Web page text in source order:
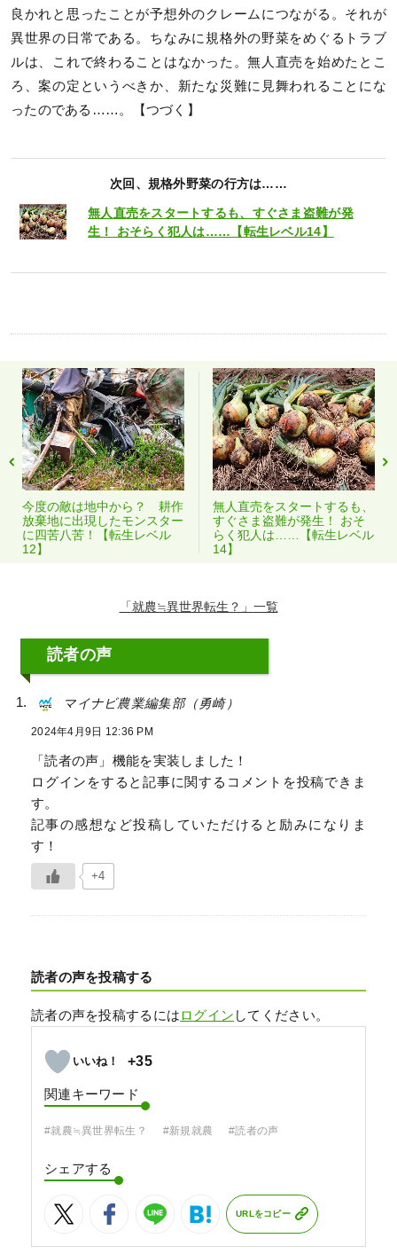
良かれと思ったことが予想外のクレームにつながる。それが
異世界の日常である。ちなみに規格外の野菜をめぐるトラブ
ルは、これで終わることはなかった。無人直売を始めたとこ
ろ、案の定というべきか、新たな災難に見舞われることにな
ったのである……。【つづく】
次回、規格外野菜の行方は……
無人直売をスタートするも、すぐさま盗難が発
生！ おそらく犯人は……【転生レベル14】
今度の敵は地中から？ 耕作
放棄地に出現したモンスター
に四苦八苦！【転生レベル
12】
無人直売をスタートするも、
すぐさま盗難が発生！ おそ
らく犯人は……【転生レベル
14】
「就農≒異世界転生？」
読者の声
マイナビ農業編集部（勇崎）
2024年4月9日 12:36 PM
「読者の声」機能を実装しました！
ログインをすると記事に関するコメントを投稿できま
す。
記事の感想など投稿していただけると励みになりま
す！
+4
読者の声を投稿する
読者の声を投稿するにはログイン してください。
+35
関連キーワード
#就農≒異世界転生？ #新規就農 #読者の声
シェアする
URLをコピー